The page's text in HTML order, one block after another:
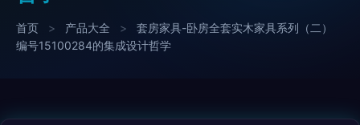
首页 > 产品大全 >
套房家具-卧房全套实木家具系列（二）
编号15100284的集成设计哲学